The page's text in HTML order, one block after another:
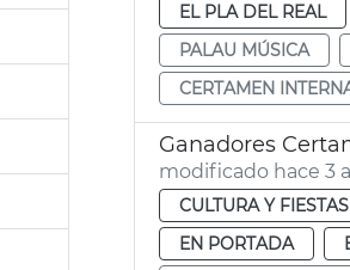
EL PLA DEL REAL
PALAU MÚSICA
CERTAMEN
Ganadores
modificado hace 3
CULTURA Y
EN PORTADA